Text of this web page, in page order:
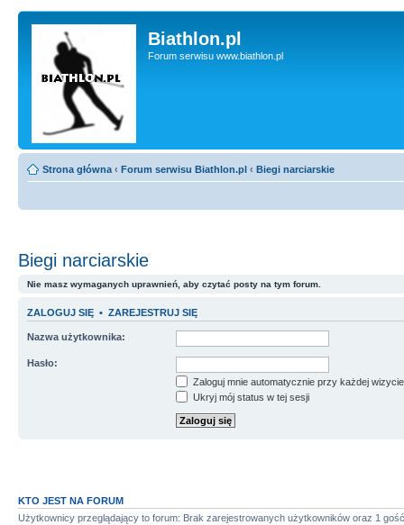
Biathlon.pl
Forum serwisu www.biathlon.pl
Strona główna ‹ Forum serwisu Biathlon.pl ‹ Biegi narciarskie
Biegi narciarskie
Nie masz wymaganych uprawnień, aby czytać posty na tym forum.
ZALOGUJ SIĘ • ZAREJESTRUJ SIĘ
Nazwa użytkownika:
Hasło:
Zaloguj mnie automatycznie przy każdej wizycie
Ukryj mój status w tej sesji
KTO JEST NA FORUM
Użytkownicy przeglądający to forum: Brak zarejestrowanych użytkowników oraz 1 gość